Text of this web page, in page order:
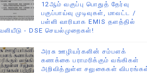
12ஆம் வகுப்பு பொதுத் தேர்வு
பகுப்பாய்வு முடிவுகள், மாவட்ட /
பள்ளி வாரியாக EMIS தளத்தில்
- DSE செயல்முறைகள்!
அரசு ஊழியர்களின் சம்பளக்
கணக்கை பராமரிக்கும் வங்கிகள்
அறிவித்துள்ள சலுகைகள்